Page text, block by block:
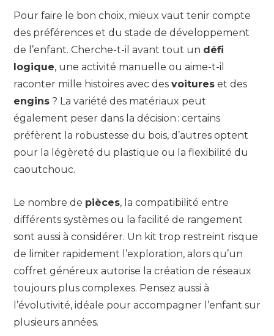
Pour faire le bon choix, mieux vaut tenir compte
des préférences et du stade de développement
de l’enfant. Cherche-t-il avant tout un défi
logique, une activité manuelle ou aime-t-il
raconter mille histoires avec des voitures et des
engins ? La variété des matériaux peut
également peser dans la décision : certains
préfèrent la robustesse du bois, d’autres optent
pour la légèreté du plastique ou la flexibilité du
caoutchouc.
Le nombre de pièces, la compatibilité entre
différents systèmes ou la facilité de rangement
sont aussi à considérer. Un kit trop restreint risque
de limiter rapidement l’exploration, alors qu’un
coffret généreux autorise la création de réseaux
toujours plus complexes. Pensez aussi à
l’évolutivité, idéale pour accompagner l’enfant sur
plusieurs années.